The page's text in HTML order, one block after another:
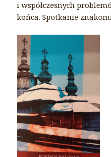
i współczesnych
końca. Spotkanie